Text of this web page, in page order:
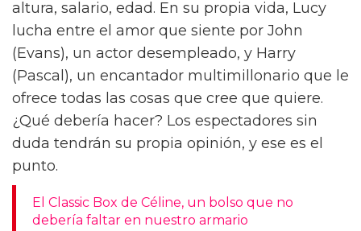
por Dakota Johnson, Chris Evans y Pedro
Pascal, explora todos esos obstáculos que
hemos puesto en nuestro propio camino.
“Cada vez se nos dice que no necesitamos
amor”, dice. “Necesitarlo es debilidad y
desesperación. Pero, de hecho, es muy
valiente decirle a alguien: ‘Lo que necesito es
amor.’”
En Materialists, Lucy (Johnson) trabaja como
casamentera, conectando a sus clientes con